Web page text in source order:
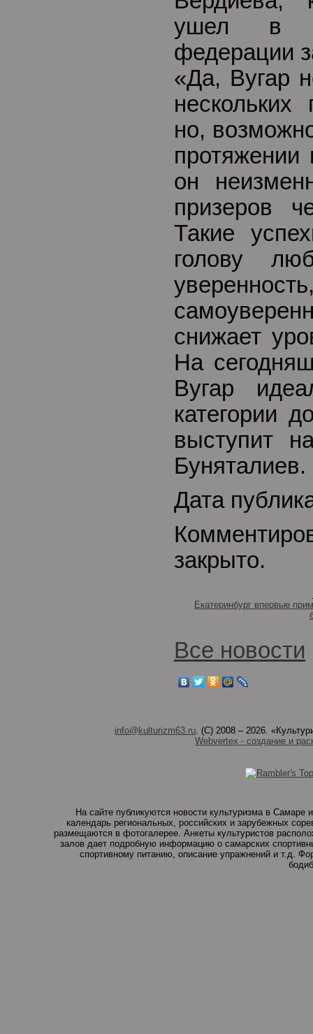
ушел в
федерации
«Да, Вугар
нескольких
но,
протяжении
он
призеров
Такие
голову
снижает
На
Вугар
категории
выступит
Буняталиев.
Дата
закрыто.
Екатеринбург впервые
Все новости
info@kulturizm63.ru. (C) 2008 – 2026.
Webvertex - создание и
На сайте публикуются новости культуризма в
календарь региональных, российских и зарубежных
размещаются в фотогалерее. Анкеты культуристов
залов дает подробную информацию о самарских
спортивному питанию, описание упражнений и т.д.